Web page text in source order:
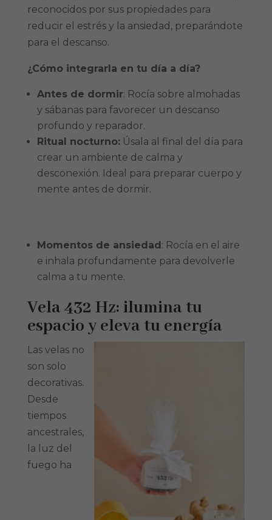
reconocidos por sus propiedades para
reducir el estrés y la ansiedad, preparándote
para el descanso.
¿Cómo integrarla en tu día a día?
Antes de dormir: Rocía sobre almohadas
y sábanas para favorecer un descanso
profundo y reparador.
Ritual nocturno:Úsala al final del día para
crear un ambiente de calma y
desconexión. Ideal para preparar cuerpo y
mente antes de dormir.
Momentos de ansiedad: Rocía en el aire
e inhala profundamente para devolverle
calma a tu mente.
Vela 432 Hz: ilumina tu
espacio y eleva tu energía
Las velas no
son solo
decorativas.
Desde
tiempos
ancestrales,
la luz del
fuego ha